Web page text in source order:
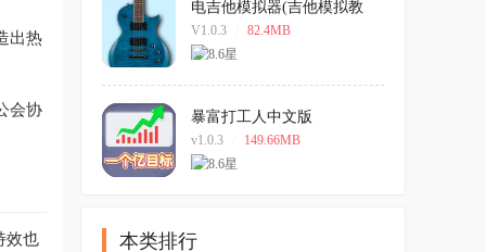
出热
会协
效也
电吉他模拟器(吉他模拟教
学) 安卓版
V1.0.3 82.4MB
暴富打工人中文版
v1.0.3 149.66MB
本类排行